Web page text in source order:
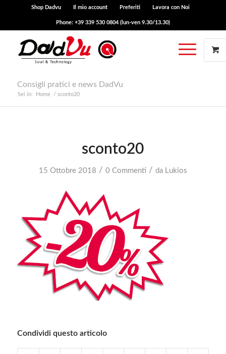
Shop Dadvu Il mio account Preferiti Lavora con Noi
Phone: +39 339 530 0804 (lun-ven 9.30/13.30)
Consigli pratici e news DadVu
Sei in: Home / sconto20
sconto20
15 Ottobre 2018 / 0 Commenti / da Lukios
Condividi questo articolo